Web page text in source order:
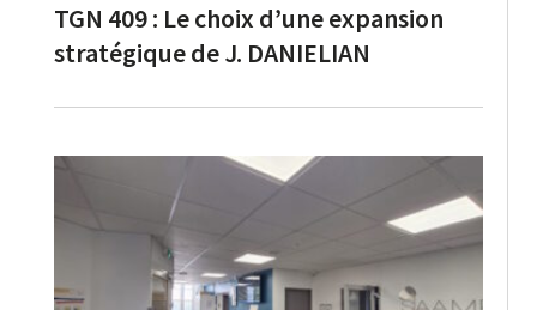
TGN 409 : Le choix d’une expansion
stratégique de J. DANIELIAN